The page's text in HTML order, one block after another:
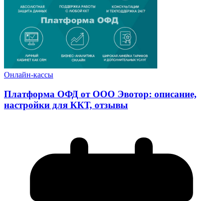
Онлайн-кассы
Платформа ОФД от ООО Эвотор: описание,
настройки для ККТ, отзывы